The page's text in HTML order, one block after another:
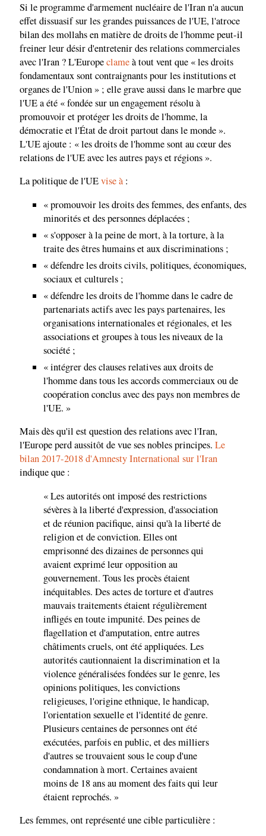
Si le programme d'armement nucléaire de l'Iran n'a aucun
effet dissuasif sur les grandes puissances de l'UE, l'atroce
bilan des mollahs en matière de droits de l'homme peut-il
freiner leur désir d'entretenir des relations commerciales
avec l'Iran ? L'Europeclameà tout vent que « les droits
fondamentaux sont contraignants pour les institutions et
organes de l'Union » ; elle grave aussi dans le marbre que
l'UE a été « fondée sur un engagement résolu à
promouvoir et protéger les droits de l'homme, la
démocratie et l'État de droit partout dans le monde ».
L'UE ajoute : « les droits de l'homme sont au cœur des
relations de l'UE avec les autres pays et régions ».
La politique de l'UEvise à :
« promouvoir les droits des femmes, des enfants, des
minorités et des personnes déplacées ;
« s'opposer à la peine de mort, à la torture, à la
traite des êtres humains et aux discriminations ;
« défendre les droits civils, politiques, économiques,
sociaux et culturels ;
« défendre les droits de l'homme dans le cadre de
partenariats actifs avec les pays partenaires, les
organisations internationales et régionales, et les
associations et groupes à tous les niveaux de la
société ;
« intégrer des clauses relatives aux droits de
l'homme dans tous les accords commerciaux ou de
coopération conclus avec des pays non membres de
l'UE. »
Mais dès qu'il est question des relations avec l'Iran,
l'Europe perd aussitôt de vue ses nobles principes. Le
bilan 2017-2018 d'Amnesty International sur l'Iran
indique que :
« Les autorités ont imposé des restrictions
sévères à la liberté d'expression, d'association
et de réunion pacifique, ainsi qu'à la liberté de
religion et de conviction. Elles ont
emprisonné des dizaines de personnes qui
avaient exprimé leur opposition au
gouvernement. Tous les procès étaient
inéquitables. Des actes de torture et d'autres
mauvais traitements étaient régulièrement
infligés en toute impunité. Des peines de
flagellation et d'amputation, entre autres
châtiments cruels, ont été appliquées. Les
autorités cautionnaient la discrimination et la
violence généralisées fondées sur le genre, les
opinions politiques, les convictions
religieuses, l'origine ethnique, le handicap,
l'orientation sexuelle et l'identité de genre.
Plusieurs centaines de personnes ont été
exécutées, parfois en public, et des milliers
d'autres se trouvaient sous le coup d'une
condamnation à mort. Certaines avaient
moins de 18 ans au moment des faits qui leur
étaient reprochés. »
Les femmes, ont représenté une cible particulière :